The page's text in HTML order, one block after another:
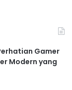
Gamer
Modern yang